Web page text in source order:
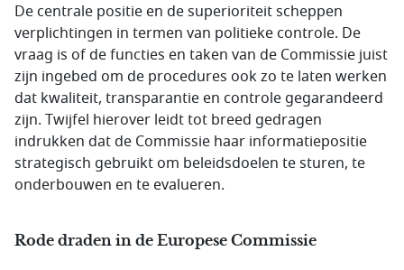
De centrale positie en de superioriteit scheppen
verplichtingen in termen van politieke controle. De
vraag is of de functies en taken van de Commissie juist
zijn ingebed om de procedures ook zo te laten werken
dat kwaliteit, transparantie en controle gegarandeerd
zijn. Twijfel hierover leidt tot breed gedragen
indrukken dat de Commissie haar informatiepositie
strategisch gebruikt om beleidsdoelen te sturen, te
onderbouwen en te evalueren.
Rode draden in de Europese Commissie